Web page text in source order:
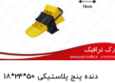
دنده پنج پلاستیکی 50*24*18